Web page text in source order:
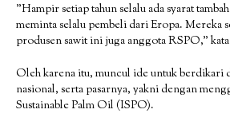
”Hampir setiap tahun selalu ada syarat
meminta selalu pembeli dari Eropa. Mereka
produsen sawit ini juga anggota RSPO,”
Oleh karena itu, muncul ide untuk berdikari
nasional, serta pasarnya, yakni dengan
Sustainable Palm Oil (ISPO).